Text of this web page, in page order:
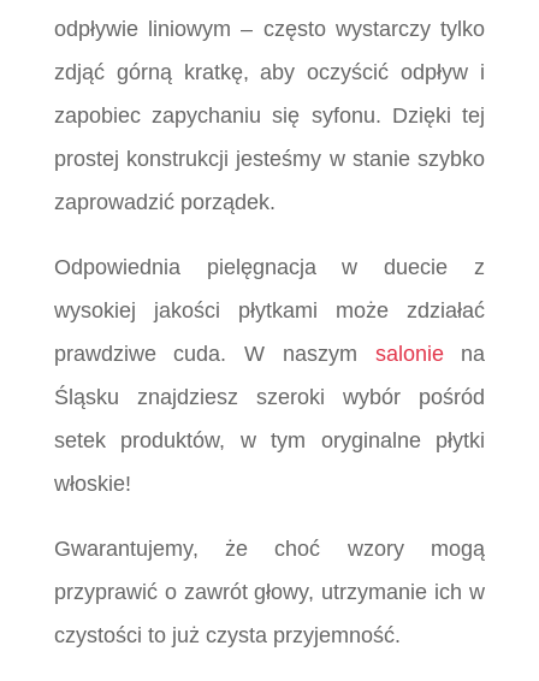
odpływie liniowym – często wystarczy tylko
zdjąć górną kratkę, aby oczyścić odpływ i
zapobiec zapychaniu się syfonu. Dzięki tej
prostej konstrukcji jesteśmy w stanie szybko
zaprowadzić porządek.
Odpowiednia pielęgnacja w duecie z
wysokiej jakości płytkami może zdziałać
prawdziwe cuda. W naszym saloniena
Śląsku znajdziesz szeroki wybór pośród
setek produktów, w tym oryginalne płytki
włoskie!
Gwarantujemy, że choć wzory mogą
przyprawić o zawrót głowy, utrzymanie ich w
czystości to już czysta przyjemność.